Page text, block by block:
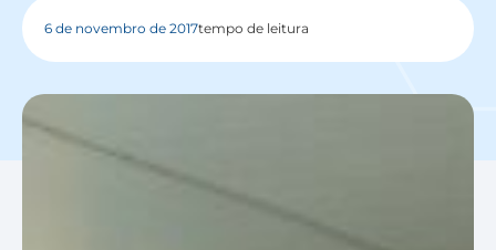
6 de novembro de 2017tempo de leitura